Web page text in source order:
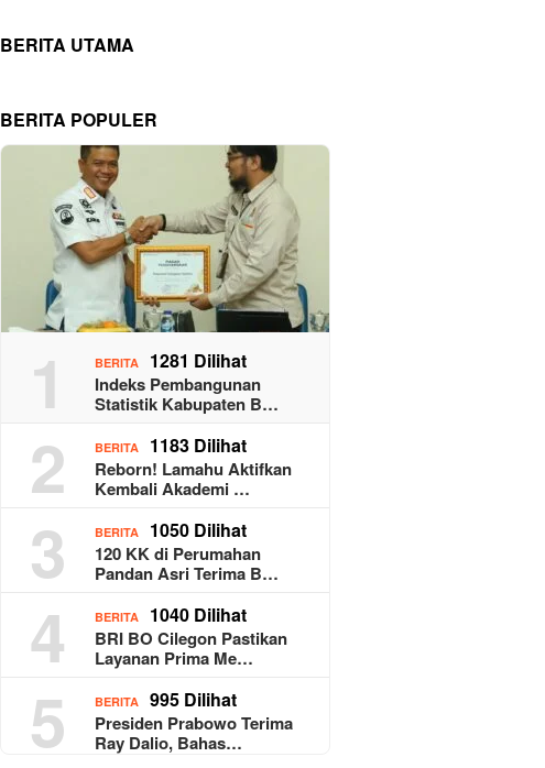
BERITA UTAMA
BERITA POPULER
1 BERITA 1281 Dilihat
Indeks Pembangunan
Statistik Kabupaten B…
2 BERITA 1183 Dilihat
Reborn! Lamahu Aktifkan
Kembali Akademi …
3 BERITA 1050 Dilihat
120 KK di Perumahan
Pandan Asri Terima B…
4 BERITA 1040 Dilihat
BRI BO Cilegon Pastikan
Layanan Prima Me…
5 BERITA 995 Dilihat
Presiden Prabowo Terima
Ray Dalio, Bahas…